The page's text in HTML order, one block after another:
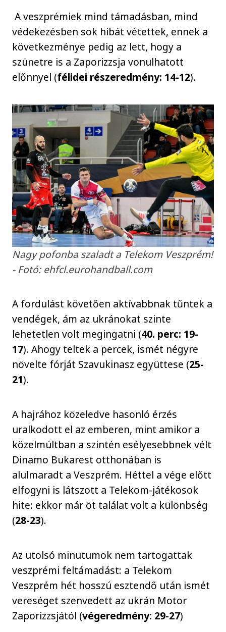
A veszprémiek mind támadásban, mind
védekezésben sok hibát vétettek, ennek a
következménye pedig az lett, hogy a
szünetre is a Zaporizzsja vonulhatott
előnnyel (félidei részeredmény: 14-12).
Nagy pofonba szaladt a Telekom Veszprém!
- Fotó: ehfcl.eurohandball.com
A fordulást követően aktívabbnak tűntek a
vendégek, ám az ukránokat szinte
lehetetlen volt megingatni (40. perc: 19-
17). Ahogy teltek a percek, ismét négyre
növelte fórját Szavukinasz együttese (25-
21).
A hajrához közeledve hasonló érzés
uralkodott el az emberen, mint amikor a
közelmúltban a szintén esélyesebbnek vélt
Dinamo Bukarest otthonában is
alulmaradt a Veszprém. Héttel a vége előtt
elfogyni is látszott a Telekom-játékosok
hite: ekkor már öt találat volt a különbség
(28-23).
Az utolsó minutumok nem tartogattak
veszprémi feltámadást: a Telekom
Veszprém hét hosszú esztendő után ismét
vereséget szenvedett az ukrán Motor
Zaporizzsjától (végeredmény: 29-27)